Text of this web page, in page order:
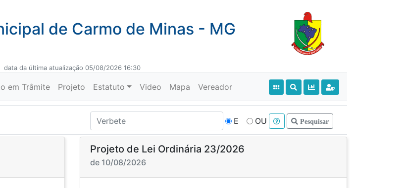
de Carmo de Minas - MG
data da última atualização 05/08/2026 16:30
em Trâmite Projeto Estatuto Video Mapa Vereador
E OU Pesquisar
Projeto de Lei Ordinária 23/2026
de 10/08/2026